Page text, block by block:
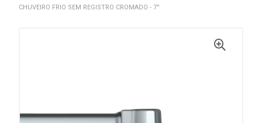
CHUVEIRO FRIO SEM REGISTRO CROMADO - 7''